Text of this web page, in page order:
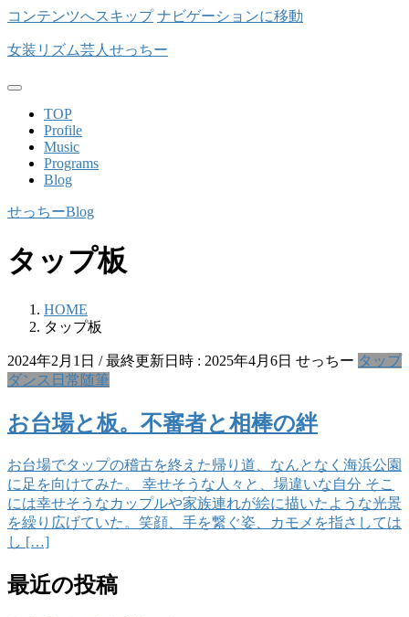
コンテンツへスキップ ナビゲーションに移動
女装リズム芸人せっちー
TOP
Profile
Music
Programs
Blog
せっちーBlog
タップ板
HOME
タップ板
2024年2月1日 / 最終更新日時 : 2025年4月6日 せっちー タップ
ダンス 日常 随筆
お台場と板。不審者と相棒の絆
お台場でタップの稽古を終えた帰り道、なんとなく海浜公園
に足を向けてみた。 幸せそうな人々と、場違いな自分 そこ
には幸せそうなカップルや家族連れが絵に描いたような光景
を繰り広げていた。笑顔、手を繋ぐ姿、カモメを指さしては
し […]
最近の投稿